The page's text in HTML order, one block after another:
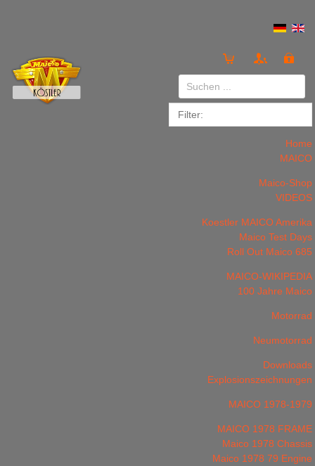
Home
MAICO
Maico-Shop
VIDEOS
Koestler MAICO Amerika
Maico Test Days
Roll Out Maico 685
MAICO-WIKIPEDIA
100 Jahre Maico
Motorrad
Neumotorrad
Downloads
Explosionszeichnungen
MAICO 1978-1979
MAICO 1978 FRAME
Maico 1978 Chassis
Maico 1978 79 Engine
Anmelden